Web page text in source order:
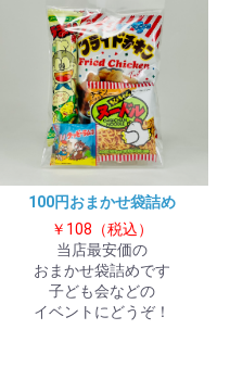
100円おまかせ袋詰め
￥108（税込）
当店最安価の
おまかせ袋詰めです
子ども会などの
イベントにどうぞ！